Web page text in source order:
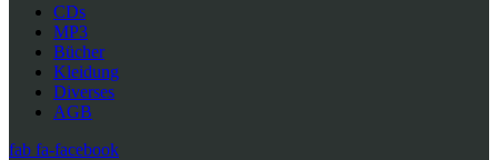
CDs
MP3
Bücher
Kleidung
Diverses
AGB
fab fa-facebook